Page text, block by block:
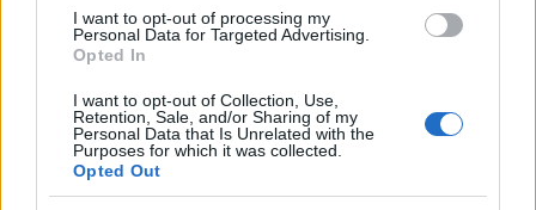
I want to opt-out of processing my
Personal Data for Targeted Advertising.
Opted In
I want to opt-out of Collection, Use,
Retention, Sale, and/or Sharing of my
Personal Data that Is Unrelated with the
Purposes for which it was collected.
Opted Out
υπεγράφη το 2019 είναι «άκυρο και ανυπόστατο»,
ανεξαρτήτως του ποιος το κυρώνει. Εξήγησε ότι,
μπορούν να υπογράψουν μια τέτοια οριοθέτηση,
καθώς δεν έχουν αντικείμενες ακτές.